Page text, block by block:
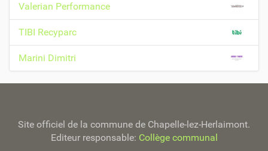
Valerian Performance
TIBI Recyparc
Marini Dimitri
Site officiel de la commune de Chapelle-lez-Herlaimont.
Editeur responsable: Collège communal